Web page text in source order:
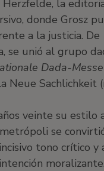
la
donde Grosz
a la justicia.
se unió al grupo
Dada-Messe
Neue Sachlichkeit
veinte su
se
tono crítico